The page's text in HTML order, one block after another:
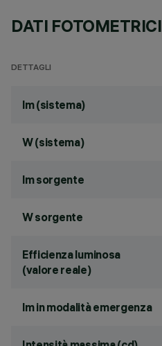
DATI FOTOMETRICI
DETTAGLI
lm (sistema)
W (sistema)
lm sorgente
W sorgente
Efficienza luminosa
(valore reale)
lm in modalità emergenza